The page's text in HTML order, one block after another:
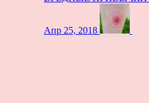
Апр 25, 2018